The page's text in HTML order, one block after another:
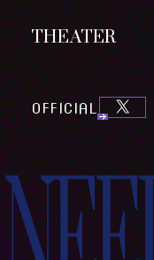
THEATER
OFFICIAL